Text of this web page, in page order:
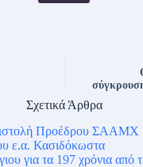
Σχετικά Άρθρα